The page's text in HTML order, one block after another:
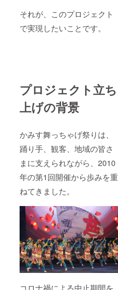
それが、このプロジェクト
で実現したいことです。
プロジェクト立ち
上げの背景
かみす舞っちゃげ祭りは、
踊り手、観客、地域の皆さ
まに支えられながら、2010
年の第1回開催から歩みを重
ねてきました。
コロナ禍による中止期間を